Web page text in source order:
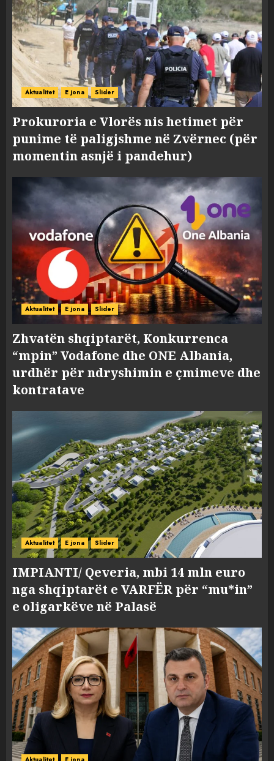
Aktualitet E jona Slider
Prokuroria e Vlorës nis hetimet për
punime të paligjshme në Zvërnec (për
momentin asnjë i pandehur)
Aktualitet E jona Slider
Zhvatën shqiptarët, Konkurrenca
“mpin” Vodafone dhe ONE Albania,
urdhër për ndryshimin e çmimeve dhe
kontratave
Aktualitet E jona Slider
IMPIANTI/ Qeveria, mbi 14 mln euro
nga shqiptarët e VARFËR për “mu*in”
e oligarkëve në Palasë